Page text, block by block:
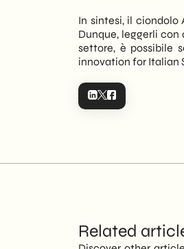
In sintesi, il
Dunque, leggerli
settore, è possibile
innovation for Italian
Related